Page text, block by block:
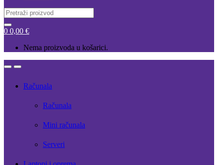
Search
for:
0 0,00 €
Nema proizvoda u košarici.
OpenClose
Računala
Računala
Mini računala
Serveri